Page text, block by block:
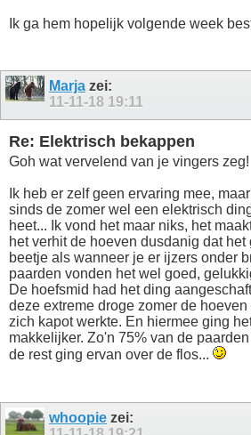
Ik ga hem hopelijk volgende week
Marja zei:
11-11-18 19:11
Re: Elektrisch bekappen
Goh wat vervelend van je vingers zeg!
Ik heb er zelf geen ervaring mee,
sinds de zomer wel een elektrisch
heet... Ik vond het maar niks, het
het verhit de hoeven dusdanig dat het
beetje als wanneer je er ijzers onder
paarden vonden het wel goed,
De hoefsmid had het ding
deze extreme droge zomer de
zich kapot werkte. En hiermee ging
makkelijker. Zo'n 75% van de
de rest ging ervan over de flos...
whoopie zei: